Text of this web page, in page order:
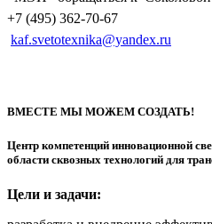
+7 (495) 362-70-67
kaf.svetotexnika@yandex.ru
ВМЕСТЕ МЫ МОЖЕМ СОЗДАТЬ!
Центр компетенций инновационной
области сквозных технологий для
Цели и задачи: